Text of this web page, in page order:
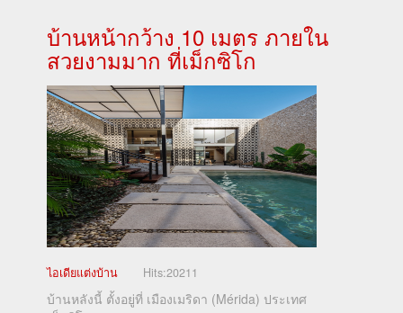
บ้านหน้ากว้าง 10 เมตร ภายใน
สวยงามมาก ที่เม็กซิโก
ไอเดียแต่งบ้าน Hits:20211
บ้านหลังนี้ ตั้งอยู่ที่ เมืองเมริดา (Mérida) ประเทศ